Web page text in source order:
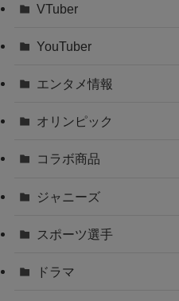
VTuber
YouTuber
エンタメ情報
オリンピック
コラボ商品
ジャニーズ
スポーツ選手
ドラマ